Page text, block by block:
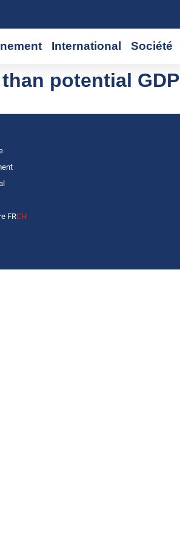
International Société
potential GDP
FRCH